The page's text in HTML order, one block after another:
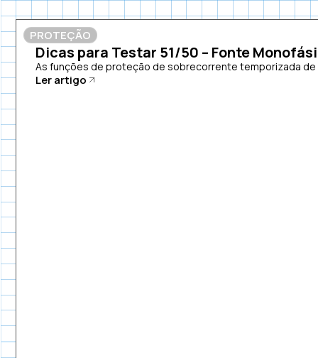
PROTEÇÃO
Dicas para Testar 51/50 – Fonte
As funções de proteção de sobrecorrente temporizada de
Ler artigo